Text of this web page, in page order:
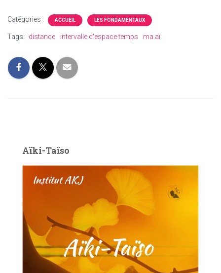
Catégories : ACCUEIL LES FONDAMENTAUX
Tags: distance intervalle d'espace temps ma aï
Aïki-Taïso